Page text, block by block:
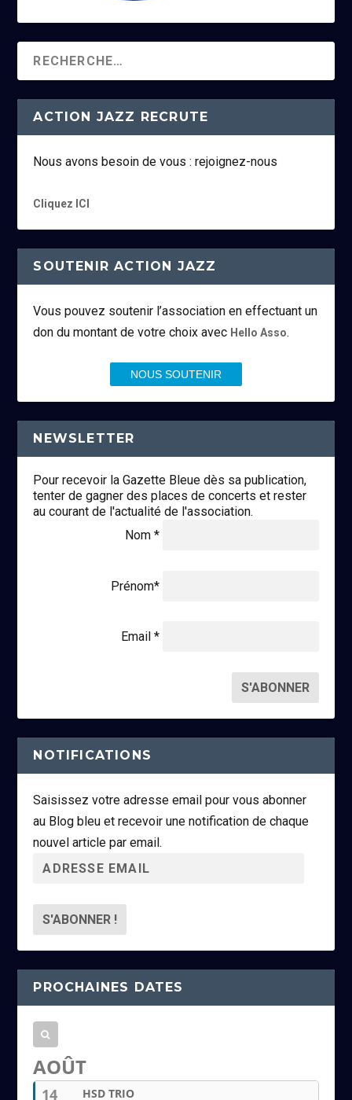
ACTION JAZZ RECRUTE
Nous avons besoin de vous : rejoignez-nous
Cliquez ICI
SOUTENIR ACTION JAZZ
Vous pouvez soutenir l’association en effectuant un
don du montant de votre choix avec Hello Asso.
NOUS SOUTENIR
NEWSLETTER
Pour recevoir la Gazette Bleue dès sa publication,
tenter de gagner des places de concerts et rester
au courant de l'actualité de l'association.
Nom *
Prénom*
Email *
NOTIFICATIONS
Saisissez votre adresse email pour vous abonner
au Blog bleu et recevoir une notification de chaque
nouvel article par email.
r
s
s
e
m
i
PROCHAINES DATES
AOÛT
14 HSD TRIO